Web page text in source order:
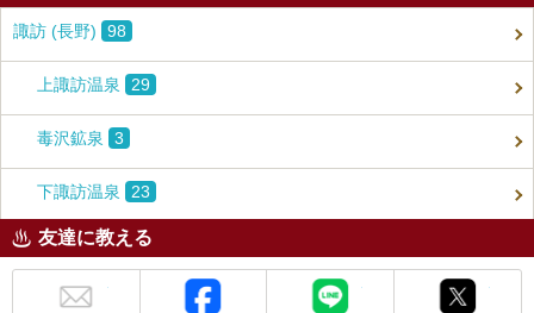
諏訪 (長野) 98
上諏訪温泉 29
毒沢鉱泉 3
下諏訪温泉 23
友達に教える